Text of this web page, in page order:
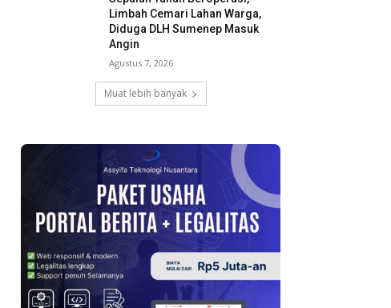
Limbah Cemari Lahan Warga,
Diduga DLH Sumenep Masuk
Angin
Agustus 7, 2026
Muat lebih banyak